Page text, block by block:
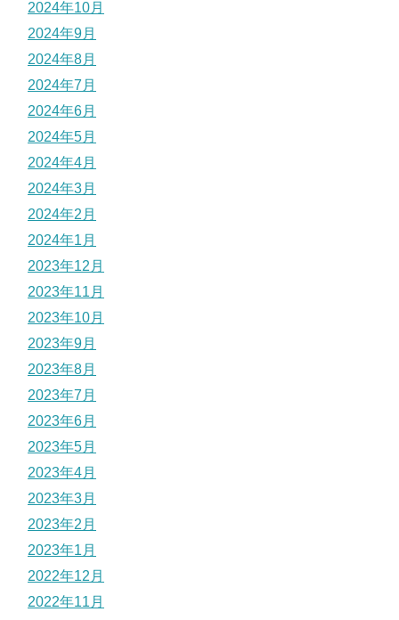
2024年10月
2024年9月
2024年8月
2024年7月
2024年6月
2024年5月
2024年4月
2024年3月
2024年2月
2024年1月
2023年12月
2023年11月
2023年10月
2023年9月
2023年8月
2023年7月
2023年6月
2023年5月
2023年4月
2023年3月
2023年2月
2023年1月
2022年12月
2022年11月